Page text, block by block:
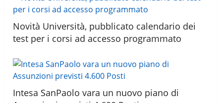
Novità Università, pubblicato calendario dei
test per i corsi ad accesso programmato
Intesa SanPaolo vara un nuovo piano di